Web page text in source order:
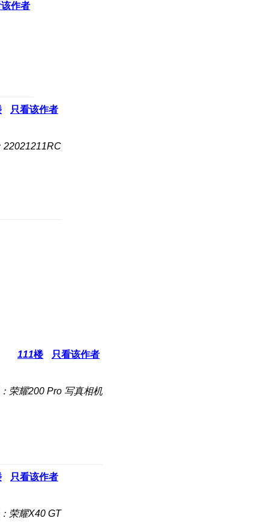
该作者
只看该作者
22021211RC
111楼 只看该作者
荣耀200 Pro 写真相机
只看该作者
荣耀X40 GT